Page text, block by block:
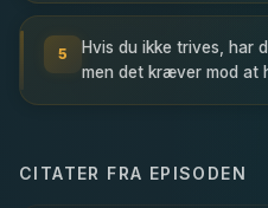
5
Hvis du ikke trives, har
men det kræver mod at
CITATER FRA EPISODEN